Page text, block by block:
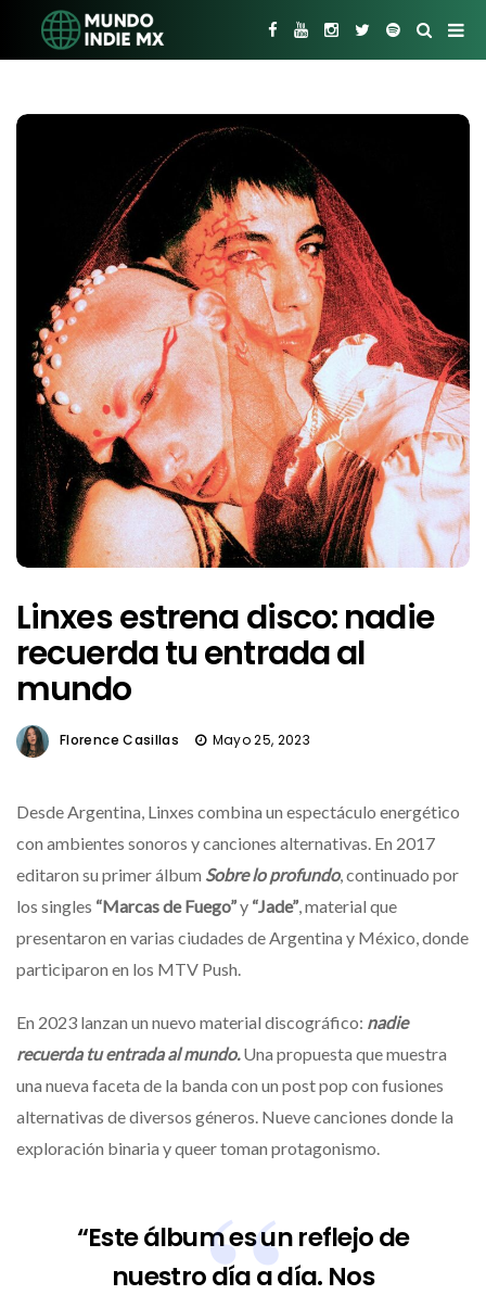
Linxes estrena disco: nadie
recuerda tu entrada al
mundo
Florence Casillas Mayo 25, 2023
Desde Argentina, Linxes combina un espectáculo energético
con ambientes sonoros y canciones alternativas. En 2017
editaron su primer álbum Sobre lo profundo, continuado por
los singles “Marcas de Fuego”y “Jade” , material que
presentaron en varias ciudades de Argentina y México, donde
participaron en los MTV Push.
En 2023 lanzan un nuevo material discográfico: nadie
recuerda tu entrada al mundo. Una propuesta que muestra
una nueva faceta de la banda con un post pop con fusiones
alternativas de diversos géneros. Nueve canciones donde la
exploración binaria y queer toman protagonismo.
“Este álbum es un reflejo de
nuestro día a día. Nos